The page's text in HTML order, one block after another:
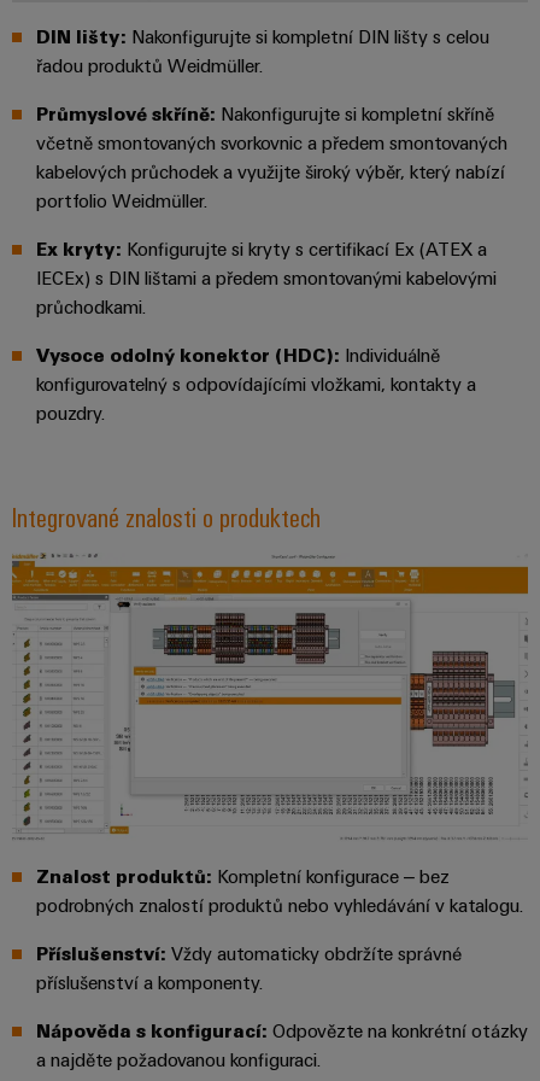
sítí
a plyn
Bezpečné
procesy
pomocí
řešení
pro
procesní
průmysl
Stavba
lodí
Komplexní
průmysl
zařízení
Řešení
pro
odvětví
strojové
tovární
Tradiční
Budoucnost
osvědčené
energie
Ukládání
energie
Řešení
Internet
věcí
&
Automatizace
Průmyslová
Průmyslová
automatizace
Průmyslový
internet
věcí
průmyslových
služeb
easyConnect
Řídicí
systém
elektrárny
zařízení
PCB
a
svorkovnice
PCB
elektroniku
Ochrana
proti
blesku
a přepětí
skříně
PV
Fieldbus
jednotky
I/O
Systémy
Průmyslový
Ethernet
panely
Technické
a vizualizační
Měření
Weidmüller
Školení
webové
semináře
Možnosti
digitálního
objednávání
eShop
OCI
EDI
NAVŠTIVTE
PŘEHLED
si
partnera
automatizační
řešení
v
Internetu
věcí
Akce
veletrhy
akce
Digital
Experience
Český
virtuální
IoT
DIN lišty: Nakonfigurujte si kompletní DIN lišty s celou
řadou produktů Weidmüller.
Průmyslové skříně: Nakonfigurujte si kompletní skříně
včetně smontovaných svorkovnic a předem smontovaných
kabelových průchodek a využijte široký výběr, který nabízí
portfolio Weidmüller.
Ex kryty: Konfigurujte si kryty s certifikací Ex (ATEX a
IECEx) s DIN lištami a předem smontovanými kabelovými
průchodkami.
Vysoce odolný konektor (HDC): Individuálně
konfigurovatelný s odpovídajícími vložkami, kontakty a
pouzdry.
Integrované znalosti o produktech
Znalost produktů: Kompletní konfigurace – bez
podrobných znalostí produktů nebo vyhledávání v katalogu.
Příslušenství: Vždy automaticky obdržíte správné
příslušenství a komponenty.
Nápověda s konfigurací: Odpovězte na konkrétní otázky
a najděte požadovanou konfiguraci.